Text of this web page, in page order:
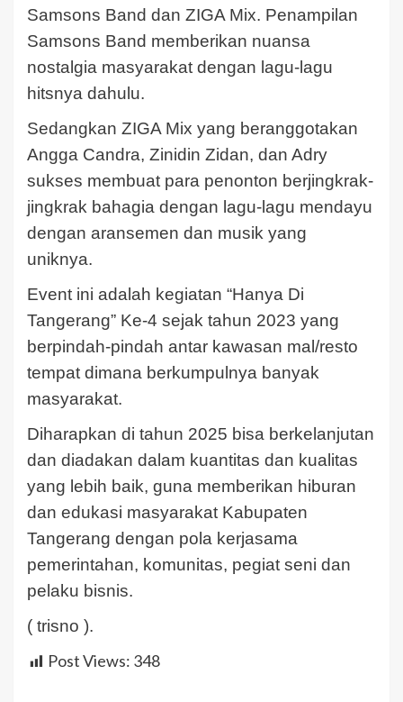
Samsons Band dan ZIGA Mix. Penampilan
Samsons Band memberikan nuansa
nostalgia masyarakat dengan lagu-lagu
hitsnya dahulu.
Sedangkan ZIGA Mix yang beranggotakan
Angga Candra, Zinidin Zidan, dan Adry
sukses membuat para penonton berjingkrak-
jingkrak bahagia dengan lagu-lagu mendayu
dengan aransemen dan musik yang
uniknya.
Event ini adalah kegiatan “Hanya Di
Tangerang” Ke-4 sejak tahun 2023 yang
berpindah-pindah antar kawasan mal/resto
tempat dimana berkumpulnya banyak
masyarakat.
Diharapkan di tahun 2025 bisa berkelanjutan
dan diadakan dalam kuantitas dan kualitas
yang lebih baik, guna memberikan hiburan
dan edukasi masyarakat Kabupaten
Tangerang dengan pola kerjasama
pemerintahan, komunitas, pegiat seni dan
pelaku bisnis.
( trisno ).
Post Views: 348